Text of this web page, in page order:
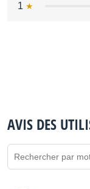
1
AVIS DES